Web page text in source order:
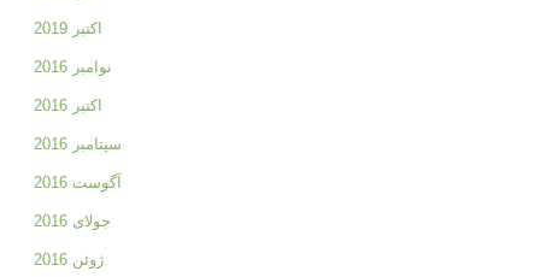
اکتبر 2019
نوامبر 2016
اکتبر 2016
سپتامبر 2016
آگوست 2016
جولای 2016
ژوئن 2016